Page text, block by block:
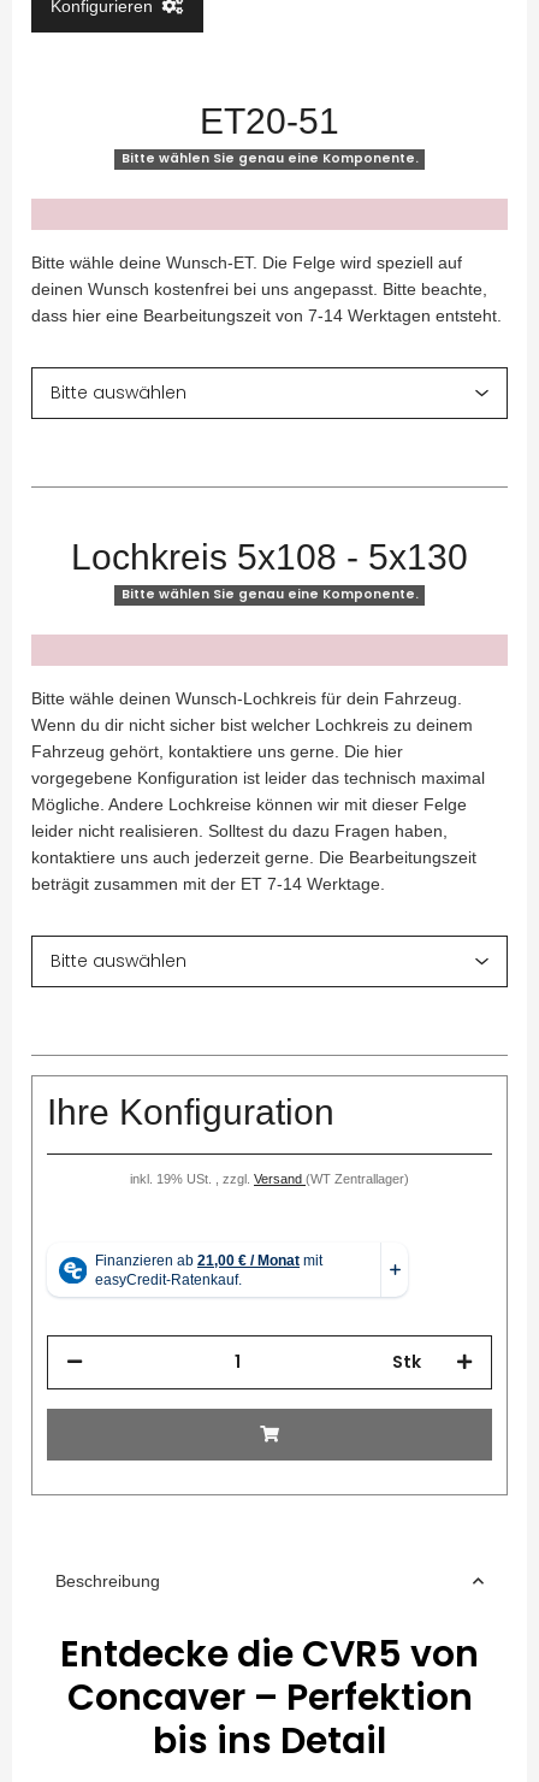
Konfigurieren
ET20-51
Bitte wählen Sie genau eine Komponente.
x
Bitte wähle deine Wunsch-ET. Die Felge wird speziell auf
deinen Wunsch kostenfrei bei uns angepasst. Bitte beachte,
dass hier eine Bearbeitungszeit von 7-14 Werktagen entsteht.
Lochkreis 5x108 - 5x130
Bitte wählen Sie genau eine Komponente.
x
Bitte wähle deinen Wunsch-Lochkreis für dein Fahrzeug.
Wenn du dir nicht sicher bist welcher Lochkreis zu deinem
Fahrzeug gehört, kontaktiere uns gerne. Die hier
vorgegebene Konfiguration ist leider das technisch maximal
Mögliche. Andere Lochkreise können wir mit dieser Felge
leider nicht realisieren. Solltest du dazu Fragen haben,
kontaktiere uns auch jederzeit gerne. Die Bearbeitungszeit
beträgit zusammen mit der ET 7-14 Werktage.
Ihre Konfiguration
inkl. 19% USt. , zzgl. Versand (WT Zentrallager)
Stk
Beschreibung
Entdecke die CVR5 von
Concaver – Perfektion
bis ins Detail